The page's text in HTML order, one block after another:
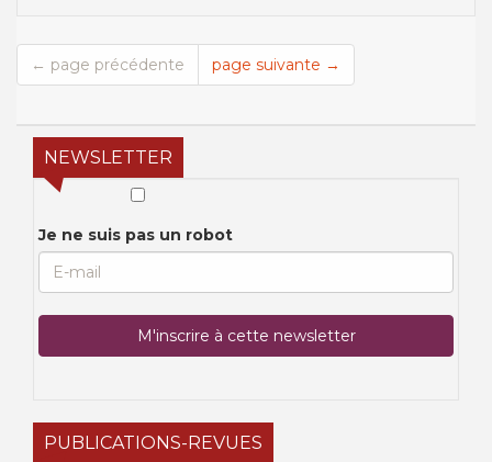
← page précédente page suivante →
NEWSLETTER
Je ne suis pas un robot
PUBLICATIONS-REVUES